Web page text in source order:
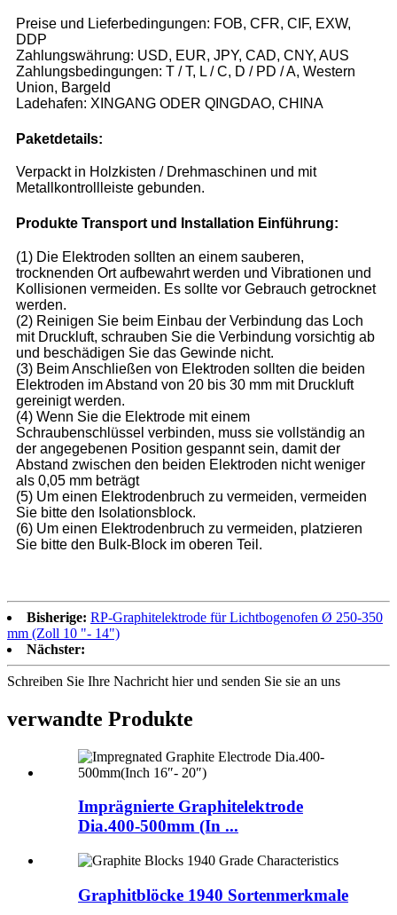
Preise und Lieferbedingungen: FOB, CFR, CIF, EXW,
DDP
Zahlungswährung: USD, EUR, JPY, CAD, CNY, AUS
Zahlungsbedingungen: T / T, L / C, D / PD / A, Western
Union, Bargeld
Ladehafen: XINGANG ODER QINGDAO, CHINA
Paketdetails:
Verpackt in Holzkisten / Drehmaschinen und mit
Metallkontrollleiste gebunden.
Produkte Transport und Installation Einführung:
(1) Die Elektroden sollten an einem sauberen,
trocknenden Ort aufbewahrt werden und Vibrationen und
Kollisionen vermeiden. Es sollte vor Gebrauch getrocknet
werden.
(2) Reinigen Sie beim Einbau der Verbindung das Loch
mit Druckluft, schrauben Sie die Verbindung vorsichtig ab
und beschädigen Sie das Gewinde nicht.
(3) Beim Anschließen von Elektroden sollten die beiden
Elektroden im Abstand von 20 bis 30 mm mit Druckluft
gereinigt werden.
(4) Wenn Sie die Elektrode mit einem
Schraubenschlüssel verbinden, muss sie vollständig an
der angegebenen Position gespannt sein, damit der
Abstand zwischen den beiden Elektroden nicht weniger
als 0,05 mm beträgt
(5) Um einen Elektrodenbruch zu vermeiden, vermeiden
Sie bitte den Isolationsblock.
(6) Um einen Elektrodenbruch zu vermeiden, platzieren
Sie bitte den Bulk-Block im oberen Teil.
Bisherige: RP-Graphitelektrode für Lichtbogenofen Ø 250-350
mm (Zoll 10 "- 14")
Nächster:
Schreiben Sie Ihre Nachricht hier und senden Sie sie an uns
verwandte Produkte
Imprägnierte Graphitelektrode
Dia.400-500mm (In ...
Graphitblöcke 1940 Sortenmerkmale